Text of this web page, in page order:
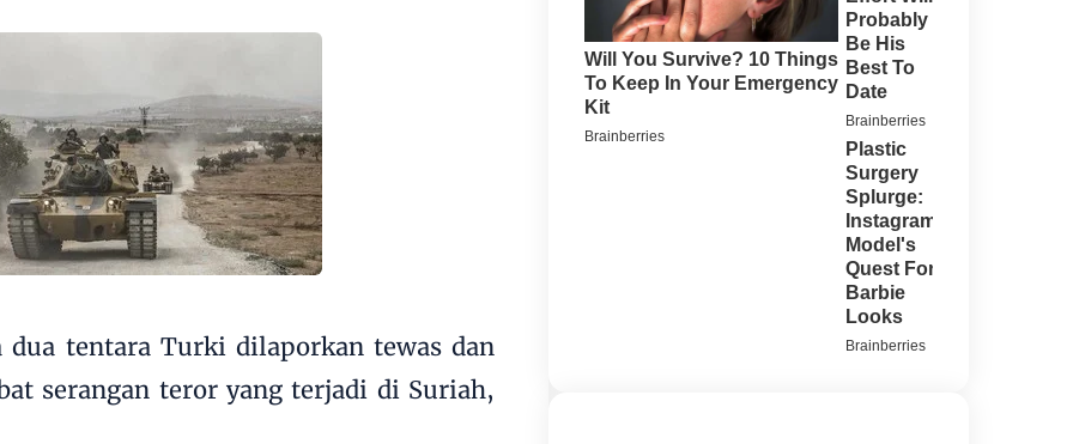
dua tentara Turki dilaporkan tewas dan
serangan teror yang terjadi di Suriah,